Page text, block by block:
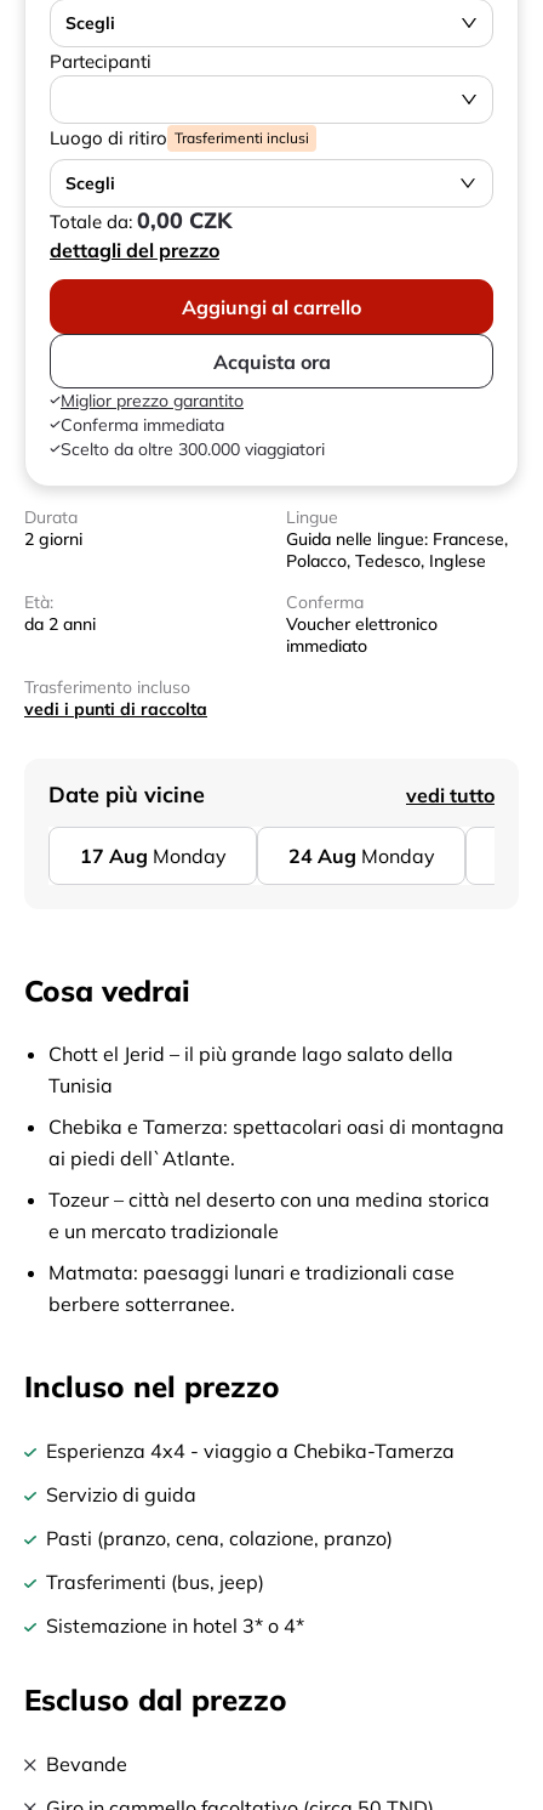
Scegli
Partecipanti
Luogo di ritiro Trasferimenti inclusi
Scegli
Totale da: 0,00 CZK
dettagli del prezzo
Aggiungi al carrello
Acquista ora
Miglior prezzo garantito
Conferma immediata
Scelto da oltre 300.000 viaggiatori
Durata
2 giorni
Lingue
Guida nelle lingue: Francese,
Polacco, Tedesco, Inglese
Età:
da 2 anni
Conferma
Voucher elettronico
immediato
Trasferimento incluso
vedi i punti di raccolta
Date più vicine vedi tutto
17 Aug Monday 24 Aug Monday
Cosa vedrai
Chott el Jerid – il più grande lago salato della
Tunisia
Chebika e Tamerza: spettacolari oasi di montagna
ai piedi dell`Atlante.
Tozeur – città nel deserto con una medina storica
e un mercato tradizionale
Matmata: paesaggi lunari e tradizionali case
berbere sotterranee.
Incluso nel prezzo
Esperienza 4x4 - viaggio a Chebika-Tamerza
Servizio di guida
Pasti (pranzo, cena, colazione, pranzo)
Trasferimenti (bus, jeep)
Sistemazione in hotel 3* o 4*
Escluso dal prezzo
Bevande